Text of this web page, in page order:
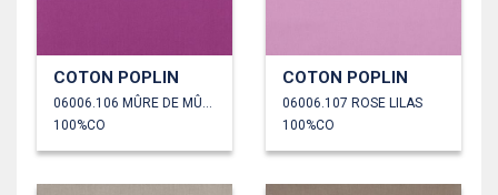
COTON POPLIN
100%CO
COTON POPLIN
06006.107 ROSE LILAS
100%CO